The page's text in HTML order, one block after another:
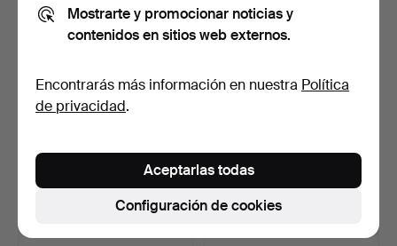
13 pujas
102 USD
16 pujas
137 USD
Mostrarte y promocionar noticias y
contenidos en sitios web externos.
Encontrarás más información en nuestra Política
de privacidad.
Configuración de cookies
Aceptarlas todas